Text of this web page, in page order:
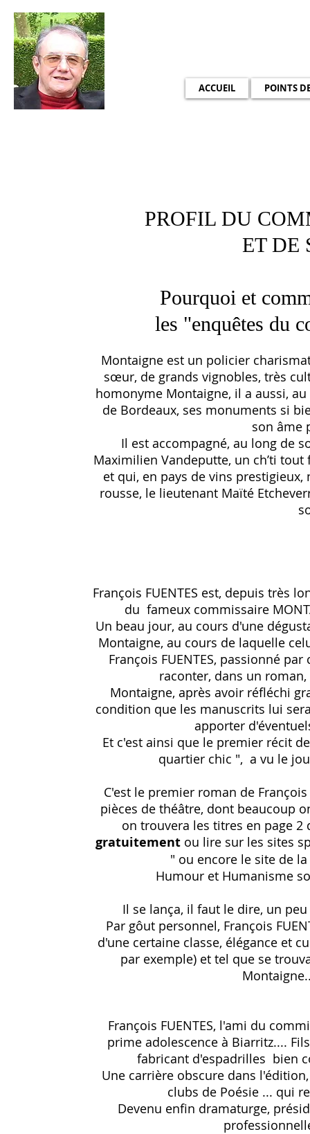
PROFIL DU
ET DE
Pourquoi et
les "enquêtes du
Montaigne est un policier
sœur, de grands vignobles, très
homonyme Montaigne, il a aussi,
de Bordeaux, ses monuments si
son âme
Il est accompagné, au long de
Maximilien Vandeputte, un ch’ti
et qui, en pays de vins
rousse, le lieutenant Maïté
François FUENTES est, depuis très
du fameux commissaire
Un beau jour, au cours d'une
Montaigne, au cours de laquelle
François FUENTES, passionné
raconter, dans un
Montaigne, après avoir réfléchi
condition que les manuscrits lui
apporter
Et c'est ainsi que le premier récit
quartier chic ", a vu le
C'est le premier roman de
pièces de théâtre, dont beaucoup
on trouvera les titres en page
gratuitement ou lire sur les sites
" ou encore le site de
Humour et Humanisme
Il se lança, il faut le dire, un
Par gôut personnel, François
d'une certaine classe, élégance et
par exemple) et tel que se
François FUENTES, l'ami du
prime adolescence à Biarritz....
fabricant d'espadrilles bien
Une carrière obscure dans
clubs de Poésie ... qui
Devenu enfin dramaturge,
ACCUEIL POINTS